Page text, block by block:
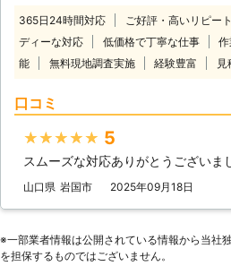
社クイッ
社は、
す。毎日
えて準備
らせるこ
にでも運
利用くだ
日！車の
対応】 バ
タイミン
ね。 ・深
がかなえ
近郊エリ
でも駆け
365日24時間対応 ご好評・高いリピー
ディーな対応
低価格で丁寧な仕事
能
無料現地調査実施 経験豊富 見
口コミ
★★★★★ 5
スムーズな対応ありがとうございま
山口県 岩国市 2025年09月18日
※⼀部業者情報は公開されている情報から当社
を担保するものではございません。